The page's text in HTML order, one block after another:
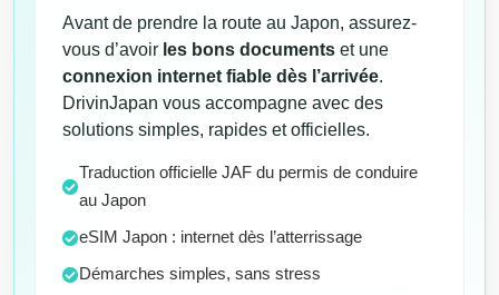
Avant de prendre la route au Japon, assurez-
vous d’avoir les bons documents et une
connexion internet fiable dès l’arrivée.
DrivinJapan vous accompagne avec des
solutions simples, rapides et officielles.
Traduction officielle JAF du permis de conduire
au Japon
eSIM Japon : internet dès l’atterrissage
Démarches simples, sans stress